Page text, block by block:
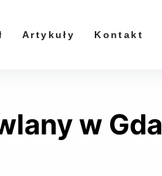
Artykuły Kontakt
w